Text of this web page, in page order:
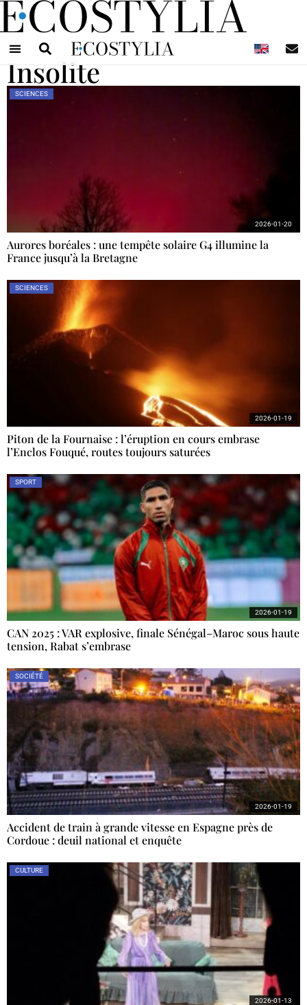
Insolite
SCIENCES
Aurores boréales : une tempête solaire G4 illumine la
France jusqu’à la Bretagne
2026-01-20
SCIENCES
Piton de la Fournaise : l’éruption en cours embrase
l’Enclos Fouqué, routes toujours saturées
2026-01-19
SPORT
CAN 2025 : VAR explosive, finale Sénégal–Maroc sous haute
tension, Rabat s’embrase
2026-01-19
SOCIÉTÉ
Accident de train à grande vitesse en Espagne près de
Cordoue : deuil national et enquête
2026-01-19
CULTURE
2026-01-13